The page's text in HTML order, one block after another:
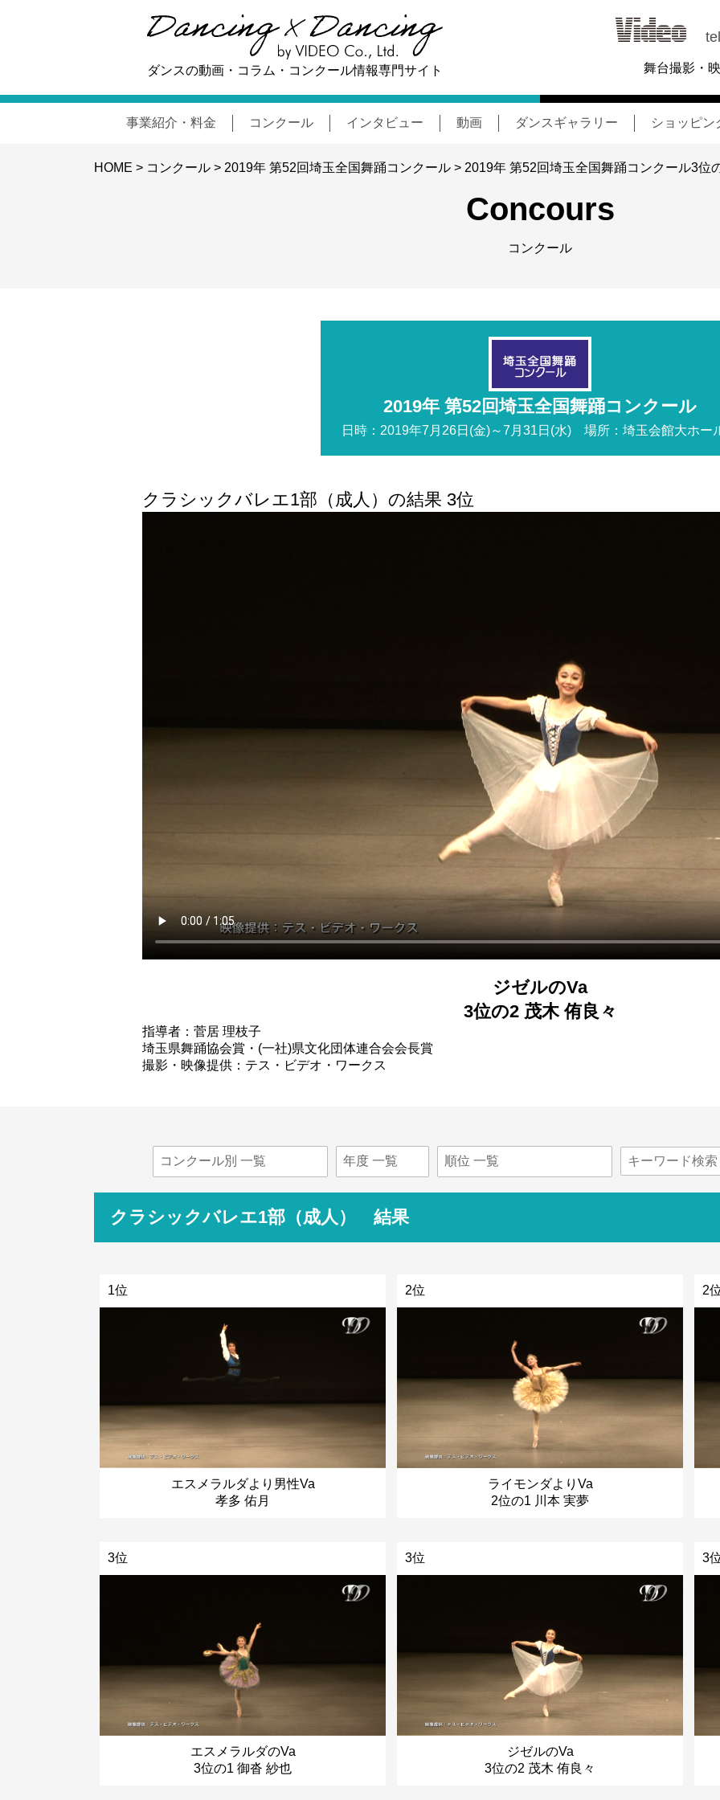
ダンスの動画・コラム・コンクール情報専門サイト 舞台撮影・
事業紹介・料金 コンクール インタビュー 動画 ダンスギャラリー ショッピン
HOME > コンクール > 2019年 第52回埼玉全国舞踊コンクール > 2019年 第52回埼玉全国舞踊コンクール3位
Concours
コンクール
2019年 第52回埼玉全国舞踊コンクール
日時：2019年7月26日(金)～7月31日(水) 場所：埼玉会館大ホ
クラシックバレエ1部（成人）の結果 3位
ジゼルのVa
3位の2 茂木 侑良々
指導者：菅居 理枝子
埼玉県舞踊協会賞・(一社)県文化団体連合会会長賞
撮影・映像提供：テス・ビデオ・ワークス
クラシックバレエ1部（成人） 結果
1位
エスメラルダより男性Va
孝多 佑月
2位
ライモンダよりVa
2位の1 川本 実夢
2
3位
エスメラルダのVa
3位の1 御沓 紗也
3位
ジゼルのVa
3位の2 茂木 侑良々
3